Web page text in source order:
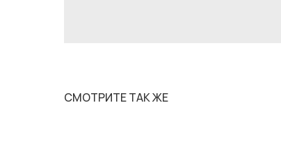
СМОТРИТЕ ТАК ЖЕ